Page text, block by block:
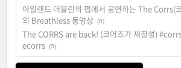
아일랜드 더블린의 펍에서 공연하는 The Corrs(
의 Breathless 동영상 (0)
The CORRS are back! (코어즈가 재결성)
ecorrs (0)